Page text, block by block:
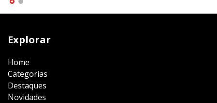
Explorar
Home
Categorias
Destaques
Novidades